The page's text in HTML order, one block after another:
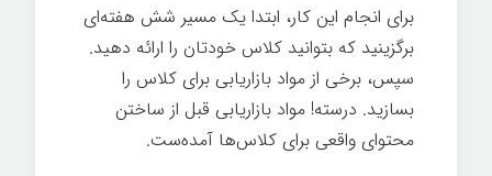
برای انجام این کار، ابتدا یک مسیر شش هفته‌ای
برگزینید که بتوانید کلاس خودتان را ارائه دهید.
سپس، برخی از مواد بازاریابی برای کلاس را
بسازید. درسته! مواد بازاریابی قبل از ساختن
محتوای واقعی برای کلاس‌ها آمده‌ست.